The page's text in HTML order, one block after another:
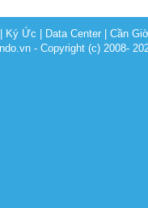
Ký Ức Data Center |Cần
- Copyright (c) 2008-